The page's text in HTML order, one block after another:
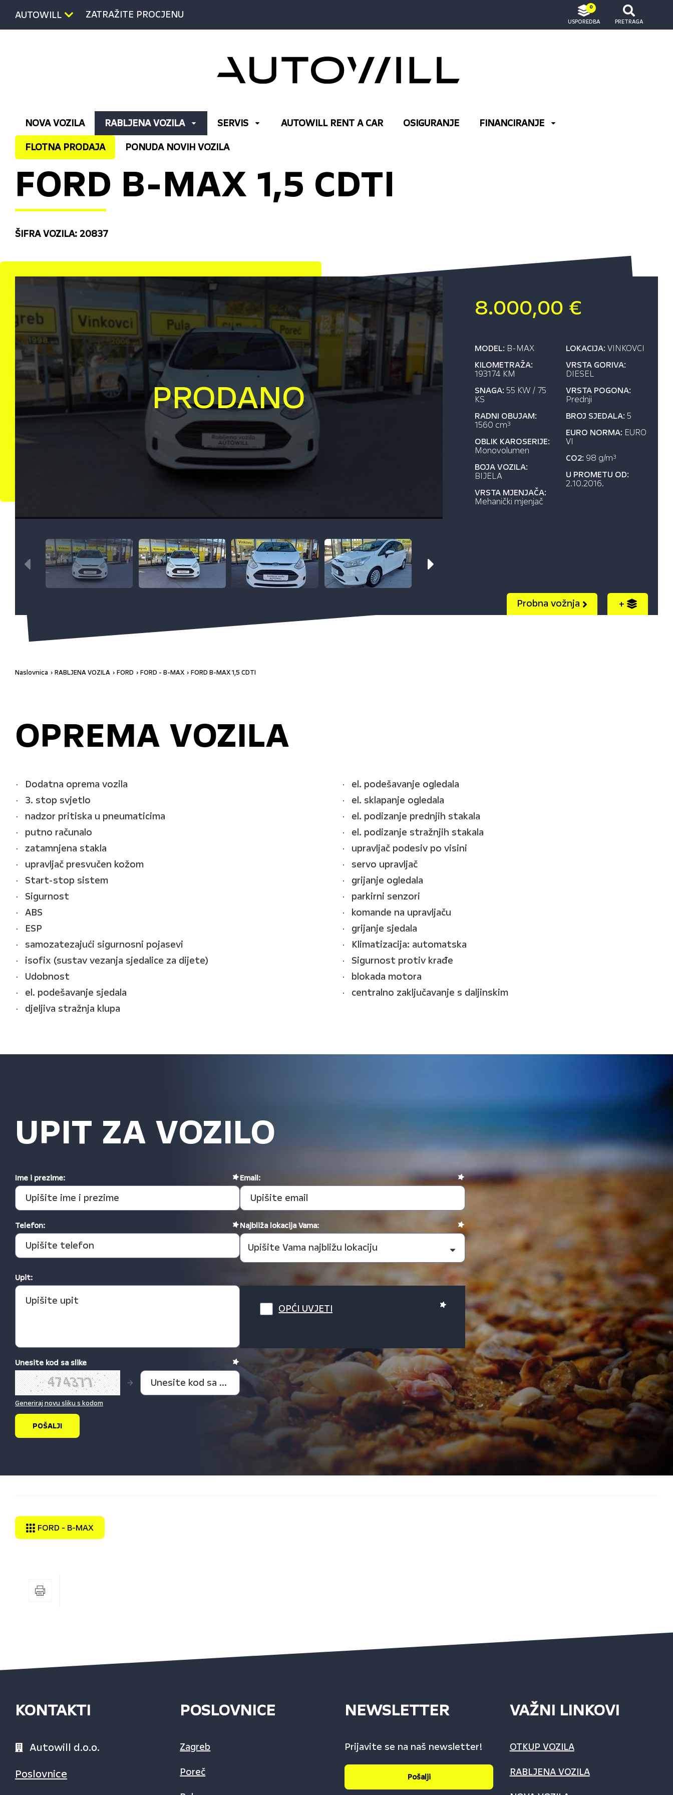
AUTOWILL ZATRAŽITE PROCJENU
0
USPOREDBA PRETRAGA
NOVA VOZILA RABLJENA VOZILA SERVIS AUTOWILL RENT A CAR OSIGURANJE
FINANCIRANJE
FLOTNA PRODAJA
PONUDA NOVIH VOZILA
FORD B-MAX 1,5 CDTI
ŠIFRA VOZILA: 20837
8.000,00 €
MODEL: B-MAX
KILOMETRAŽA:
193174 KM
SNAGA: 55 KW / 75
KS
RADNI OBUJAM:
1560 cm3
OBLIK KAROSERIJE:
Monovolumen
BOJA VOZILA:
BIJELA
VRSTA MJENJAČA:
Mehanički mjenjač
LOKACIJA: VINKOVCI
VRSTA GORIVA:
DIESEL
VRSTA POGONA:
Prednji
BROJ SJEDALA: 5
EURO NORMA: EURO
VI
CO2:
98 g/m3
U PROMETU OD:
2.10.2016.
Probna vožnja +
Naslovnica RABLJENA VOZILA FORD FORD - B-MAX FORD B-MAX 1,5 CDTI
OPREMA VOZILA
Dodatna oprema vozila
3. stop svjetlo
nadzor pritiska u pneumaticima
putno računalo
zatamnjena stakla
upravljač presvučen kožom
Start-stop sistem
Sigurnost
ABS
ESP
samozatezajući sigurnosni pojasevi
isofix (sustav vezanja sjedalice za dijete)
Udobnost
el. podešavanje sjedala
djeljiva stražnja klupa
el. podešavanje ogledala
el. sklapanje ogledala
el. podizanje prednjih stakala
el. podizanje stražnjih stakala
upravljač podesiv po visini
servo upravljač
grijanje ogledala
parkirni senzori
komande na upravljaču
grijanje sjedala
Klimatizacija: automatska
Sigurnost protiv krađe
blokada motora
centralno zaključavanje s daljinskim
UPIT ZA VOZILO
Ime i prezime: Email:
Telefon: Najbliža lokacija Vama:
Upit:
OPĆI UVJETI
Generiraj novu sliku s kodom
Unesite kod sa slike
FORD - B-MAX
KONTAKTI
Autowill d.o.o.
Poslovnice
POSLOVNICE
Zagreb
Poreč
NEWSLETTER
Prijavite se na naš newsletter!
Pošalji
VAŽNI LINKOVI
OTKUP VOZILA
RABLJENA VOZILA